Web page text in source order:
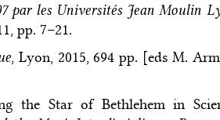
par les Universités Jean Moulin
pp. 7–21.
, Lyon, 2015, 694 pp. [eds M.
the Star of Bethlehem in